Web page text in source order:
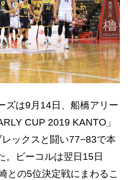
ズは9月14日、船橋アリー
CUP 2019 KANTO」
ックスと闘い77−83で本
。ビーコルは翌日15日
との5位決定戦にまわるこ